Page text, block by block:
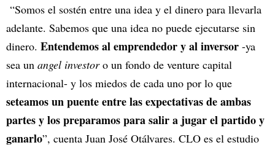
“Somos el sostén entre una idea y el dinero para llevarla
adelante. Sabemos que una idea no puede ejecutarse sin
dinero. Entendemos al emprendedor y al inversor -ya
sea un angel investoro un fondo de venture capital
internacional- y los miedos de cada uno por lo que
seteamos un puente entre las expectativas de ambas
partes y los preparamos para salir a jugar el partido y
ganarlo”, cuenta Juan José Otálvares. CLO es el estudio